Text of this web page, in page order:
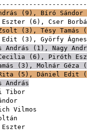
( 9 ), Bíró Sándor
( 6 ), Cser
( 3 ), Tésy Tamás (
Edit ( 3 ), Györfy Ágnes
András ( 1 ), Nagy
( 6 ), Piróth
( 3 ), Molnár Géza (
( 5 ), Dániel Edit (
András
Tibor
Vilmos